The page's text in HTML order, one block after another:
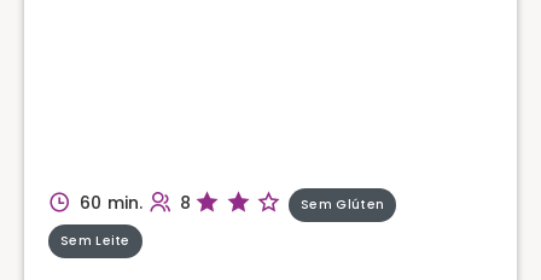
60 min. 8 Sem Glúten
Sem Leite